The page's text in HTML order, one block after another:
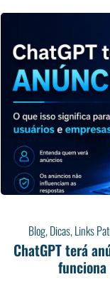
Blog,Dicas,Links
ChatGPT terá